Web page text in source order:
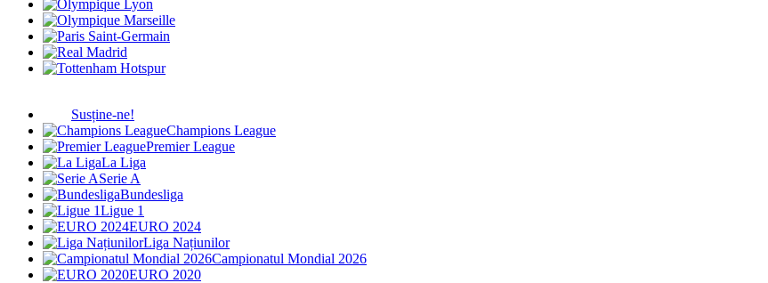
Susține-ne!
Champions League
Premier League
La Liga
Serie A
Bundesliga
Ligue 1
EURO 2024
Liga Națiunilor
Campionatul Mondial 2026
EURO 2020